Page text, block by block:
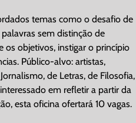
temas como o desafio de
sem distinção de
os objetivos, instigar o princípio
Público-alvo: artistas,
de Letras, de Filosofia,
em refletir a partir da
esta oficina ofertará 10 vagas.